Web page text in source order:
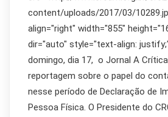
content/uploads/2017/03/
align="right" width="855"
dir="auto" style="text-align:
domingo, dia 17, o Jornal A
reportagem sobre o papel do
nesse período de Declaração de
Pessoa Física. O Presidente do